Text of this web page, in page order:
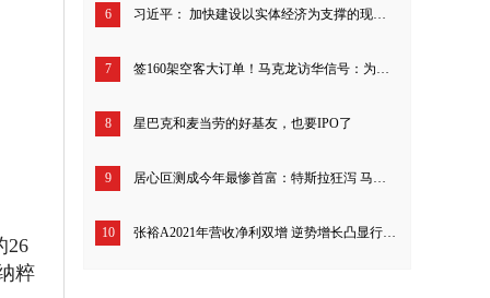
26
粹
6 习近平： 加快建设以实体经济为支撑的现代化产业体系 以人口高质量发展支撑中国式现代化
7 签160架空客大订单！马克龙访华信号：为中欧关系注入新动力
8 星巴克和麦当劳的好基友，也要IPO了
9 居心叵测成今年最惨首富：特斯拉狂泻 马斯克身家暴跌 三天蒸发210亿美元
10 张裕A2021年营收净利双增 逆势增长凸显行业龙头地位